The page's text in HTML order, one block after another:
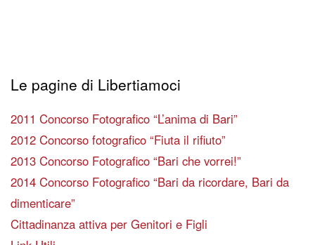
Le pagine di Libertiamoci
2011 Concorso Fotografico “L’anima di Bari”
2012 Concorso fotografico “Fiuta il rifiuto”
2013 Concorso Fotografico “Bari che vorrei!”
2014 Concorso Fotografico “Bari da ricordare, Bari da
dimenticare”
Cittadinanza attiva per Genitori e Figli